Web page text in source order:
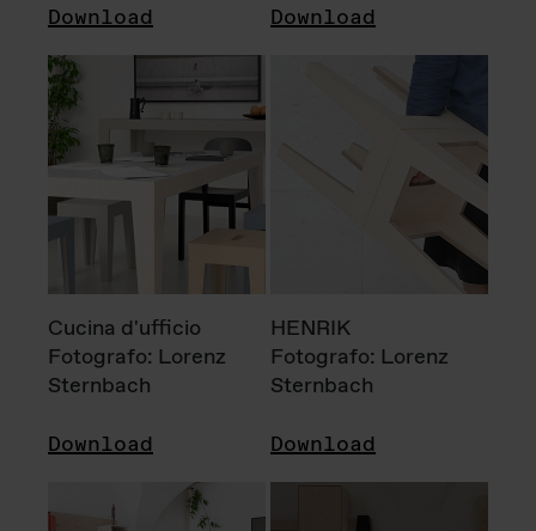
Download Download
Cucina d'ufficio
Fotografo: Lorenz
Sternbach
Download
HENRIK
Fotografo: Lorenz
Sternbach
Download